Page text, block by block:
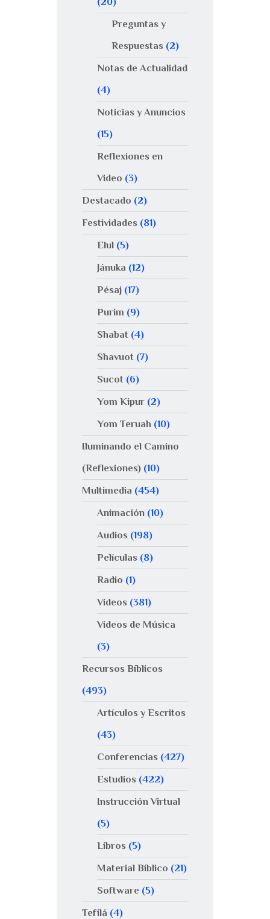
Preguntas y
Respuestas (2)
Notas de Actualidad
(4)
Noticias y Anuncios
(15)
Reflexiones en
Video (3)
Destacado (2)
Festividades (81)
Elul(5)
Jánuka (12)
Pésaj(17)
Purim (9)
Shabat(4)
Shavuot(7)
Sucot(6)
Yom Kipur(2)
Yom Teruah (10)
Iluminando el Camino
(Reflexiones) (10)
Multimedia (454)
Animación(10)
Audios (198)
Películas (8)
Radio (1)
Videos (381)
Videos de Música
(3)
Recursos Bíblicos
(493)
Artículos y Escritos
(43)
Conferencias (427)
Estudios (422)
Instrucción Virtual
(5)
Libros (5)
Material Bíblico (21)
Software(5)
Tefilá (4)